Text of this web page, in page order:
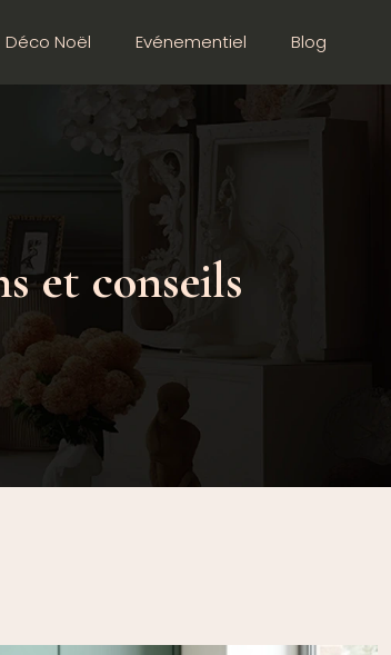
Déco Noël Evénementiel Blog
et conseils